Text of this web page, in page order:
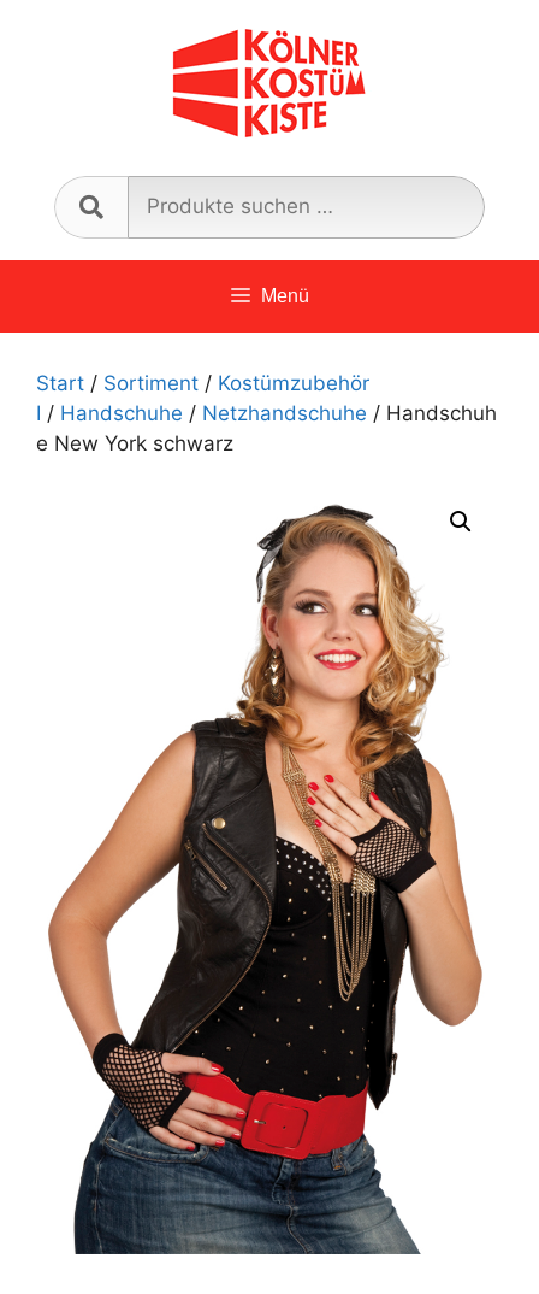
nach:
Menü
Start / Sortiment / Kostümzubehör
I / Handschuhe / Netzhandschuhe / Handschuh
e New York schwarz